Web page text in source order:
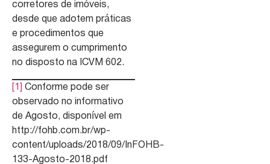
corretores de imóveis,
desde que adotem práticas
e procedimentos que
assegurem o cumprimento
no disposto na ICVM 602.
[1]
Conforme pode ser
observado no informativo
de Agosto, disponível em
http://fohb.com.br/wp-
content/uploads/2018/09/InFOHB-
133-Agosto-2018.pdf